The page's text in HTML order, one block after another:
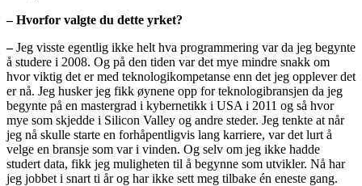
– Hvorfor valgte du dette yrket?
–Jeg visste egentlig ikke helt hva programmering var da jeg begynte
å studere i 2008. Og på den tiden var det mye mindre snakk om
hvor viktig det er med teknologikompetanse enn det jeg opplever det
er nå. Jeg husker jeg fikk øynene opp for teknologibransjen da jeg
begynte på en mastergrad i kybernetikk i USA i 2011 og så hvor
mye som skjedde i Silicon Valley og andre steder. Jeg tenkte at når
jeg nå skulle starte en forhåpentligvis lang karriere, var det lurt å
velge en bransje som var i vinden. Og selv om jeg ikke hadde
studert data, fikk jeg muligheten til å begynne som utvikler. Nå har
jeg jobbet i snart ti år og har ikke sett meg tilbake én eneste gang.